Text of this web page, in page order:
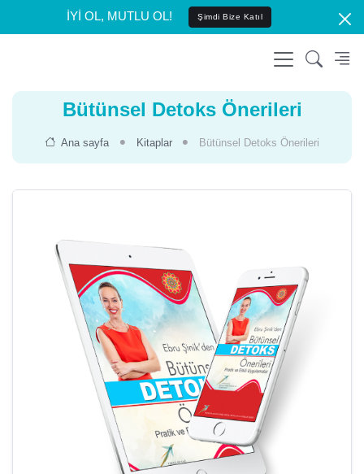
İYİ OL, MUTLU OL! Şimdi Bize Katıl
Bütünsel Detoks Önerileri
Ana sayfa Kitaplar Bütünsel Detoks Önerileri